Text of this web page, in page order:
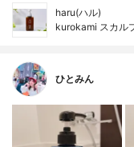
haru(ハル)
kurokami スカル
ひとみん